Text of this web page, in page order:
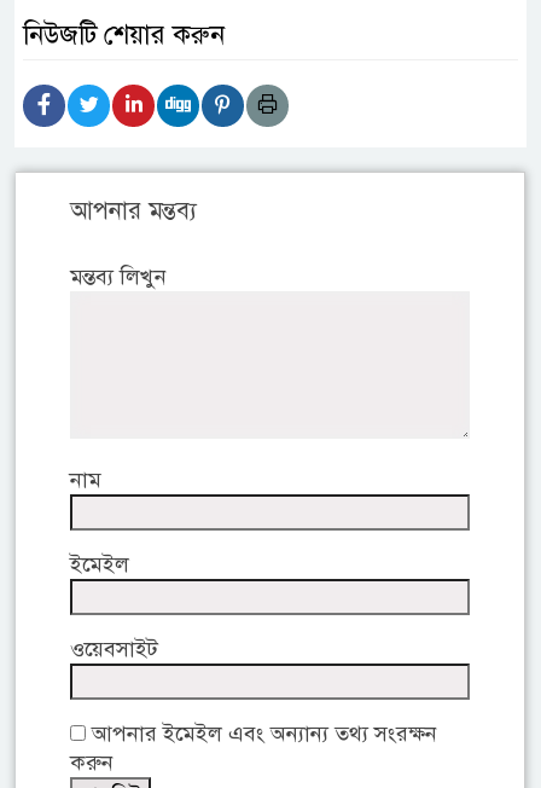
নিউজটি শেয়ার করুন
আপনার মন্তব্য
মন্তব্য লিখুন
নাম
ইমেইল
ওয়েবসাইট
আপনার ইমেইল এবং অন্যান্য তথ্য সংরক্ষন
করুন